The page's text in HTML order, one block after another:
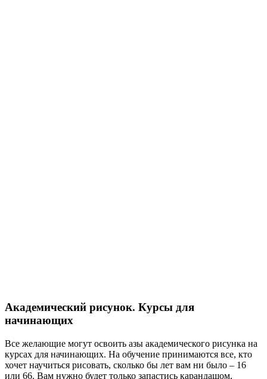
Академический рисунок. Курсы для
начинающих
Все желающие могут освоить азы академического рисунка на
курсах для начинающих. На обучение принимаются все, кто
хочет научиться рисовать, сколько бы лет вам ни было – 16
или 66. Вам нужно будет только запастись карандашом,